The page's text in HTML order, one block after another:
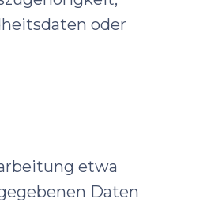
oder
etwa
Daten